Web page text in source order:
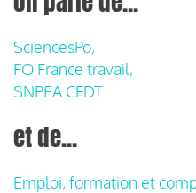
SciencesPo,
FO France travail,
SNPEA CFDT
et de...
Emploi, formation et